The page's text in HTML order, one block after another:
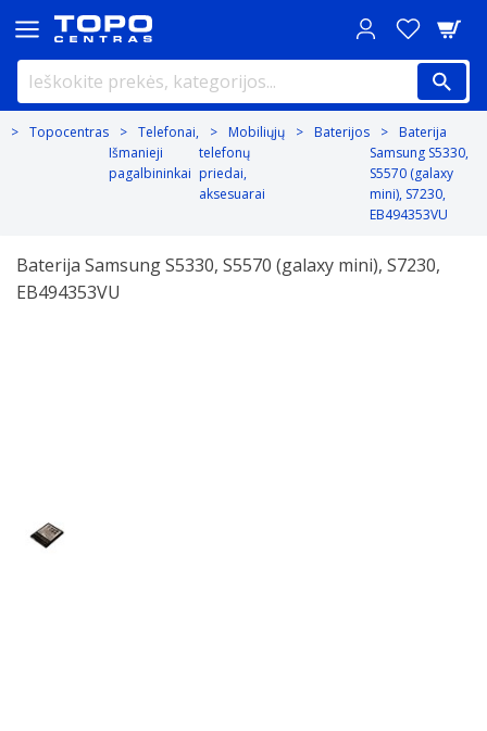
Topocentras
Telefonai,
Išmanieji
pagalbininkai
Mobiliųjų
telefonų
priedai,
aksesuarai
Baterijos
Baterija
Samsung S5330,
S5570 (galaxy
mini), S7230,
EB494353VU
Baterija Samsung S5330, S5570 (galaxy mini), S7230,
EB494353VU